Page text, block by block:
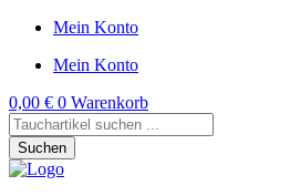
Mein Konto
Mein Konto
0,00 € 0 Warenkorb
Products
search
Suchen